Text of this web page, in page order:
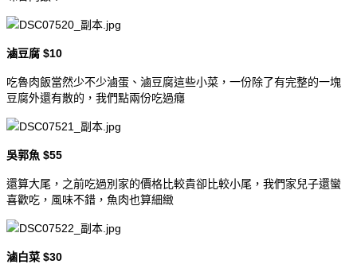
滷豆腐 $10
吃魯肉飯當然少不少滷蛋、滷豆腐這些小菜，一份除了有完整的一塊
豆腐外還有散的，我們點兩份吃過癮
吳郭魚 $55
還算大尾，之前吃過別家的價格比較貴卻比較小尾，我們家兒子還蠻
喜歡吃，風味不錯，魚肉也算細緻
滷白菜 $30